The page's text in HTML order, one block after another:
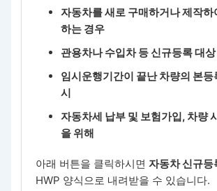
자동차를 새로 구매하거나 제작하
하는 경우
관용차나 수입차 등 신규등록 대
임시운행기간이 끝난 차량의 본등
시
자동차세 납부 및 보험가입, 차량
을 위해
아래 버튼을 클릭하시면자동차 신규등
HWP 양식으로 내려받을 수 있습니다.